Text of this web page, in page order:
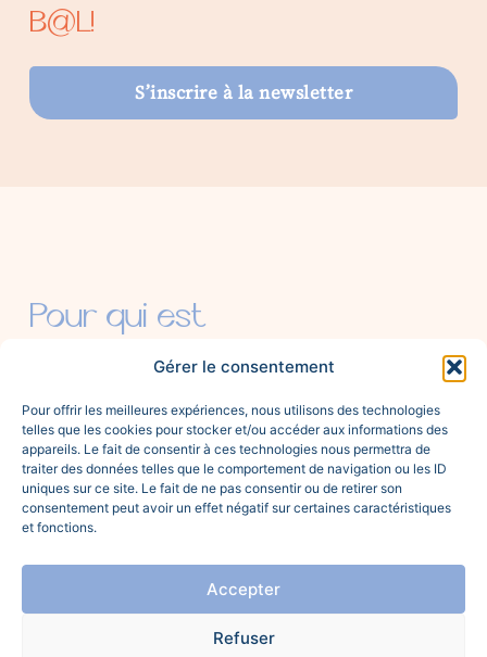
Gérer le consentement
Pour offrir les meilleures expériences, nous utilisons des technologies
telles que les cookies pour stocker et/ou accéder aux informations des
appareils. Le fait de consentir à ces technologies nous permettra de
traiter des données telles que le comportement de navigation ou les ID
uniques sur ce site. Le fait de ne pas consentir ou de retirer son
consentement peut avoir un effet négatif sur certaines caractéristiques
et fonctions.
Accepter
Refuser
B@L!
S’inscrire à la newsletter
Pour qui est
cette newsletter ?